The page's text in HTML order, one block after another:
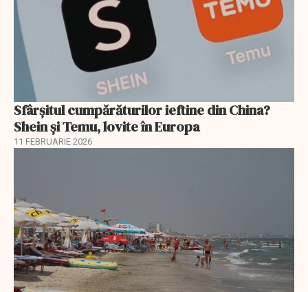
Sfârșitul cumpărăturilor ieftine din China?
Shein și Temu, lovite în Europa
11 FEBRUARIE 2026